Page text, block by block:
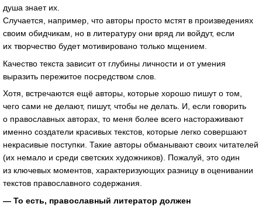
душа знает их.
Случается, например, что авторы просто мстят в произведениях
своим обидчикам, но в литературу они вряд ли войдут, если
их творчество будет мотивировано только мщением.
Качество текста зависит от глубины личности и от умения
выразить пережитое посредством слов.
Хотя, встречаются ещё авторы, которые хорошо пишут о том,
чего сами не делают, пишут, чтобы не делать. И, если говорить
о православных авторах, то меня более всего настораживают
именно создатели красивых текстов, которые легко совершают
некрасивые поступки. Такие авторы обманывают своих читателей
(их немало и среди светских художников). Пожалуй, это один
из ключевых моментов, характеризующих разницу в оценивании
текстов православного содержания.
— То есть, православный литератор должен